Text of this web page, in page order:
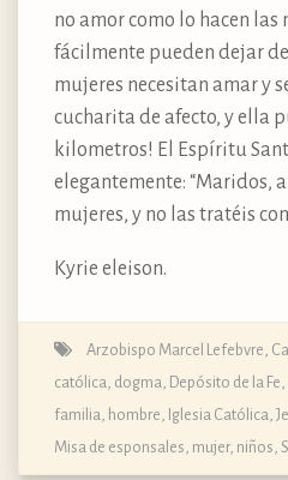
no amor como lo hacen las
fácilmente pueden dejar
mujeres necesitan amar y
cucharita de afecto, y ella
kilometros! El Espíritu
elegantemente: “Maridos,
mujeres, y no las tratéis
Kyrie eleison.
Arzobispo Marcel Lefebvre
católica, dogma, Depósito de la Fe
familia hombre Iglesia Católica
Misa de esponsales mujer, niños